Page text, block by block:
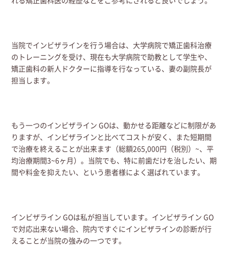
当院でインビザラインを行う場合は、大学病院で矯正歯科治療
のトレーニングを受け、現在も大学病院で助教として学生や、
矯正歯科の新人ドクターに指導を行なっている、妻の副院長が
担当します。
もう一つのインビザライン GOは、動かせる距離などに制限があ
りますが、インビザラインと比べてコストが安く、また短期間
で治療を終えることが出来ます（総額265,000円（税別）~、平
均治療期間3~6ヶ月）。当院でも、特に前歯だけを治したい、期
間や料金を抑えたい、という患者様によく選ばれています。
インビザライン GOは私が担当しています。インビザライン GO
で対応出来ない場合、院内ですぐにインビザラインの診断が行
えることが当院の強みの一つです。